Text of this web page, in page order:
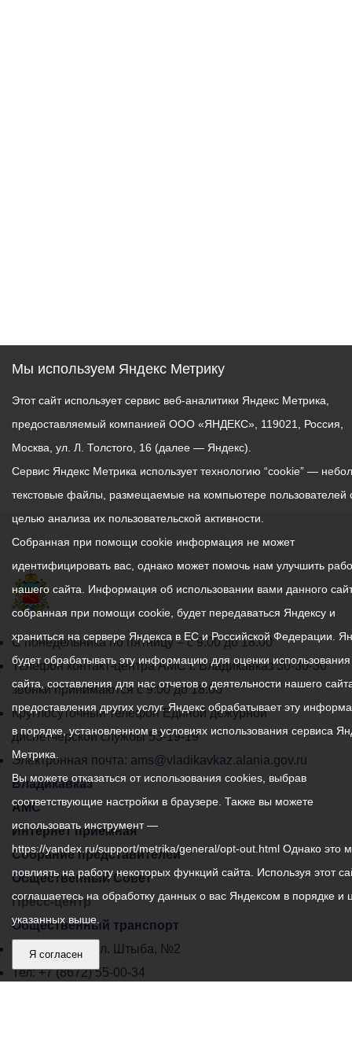
График
работы
администрации
местного
самоуправления
города
Владикавказ:
С понедельника по пятницу – с 9.00 до 18.00
Телефон контакт-центра АМС г. Владикавказ30-30-30
звонки принимаются с 9:00 до 18:00
Круглосуточный телефон Единой дежурной
диспетчерской службы53-19-19
Электронная почта: ams@vladikavkaz.alania.gov.ru
Владикавказ
АМС
Интернет приемная
Собрание представителей
Общественный Совет
Пресс-центр
Общественный транспорт
Владикавказ, пл. Штыба, №2
Тел:+7 (8672) 55-00-34
Мы используем Яндекс Метрику
Этот сайт использует сервис веб-аналитики Яндекс Метрика,
предоставляемый компанией ООО «ЯНДЕКС», 119021, Россия,
Москва, ул. Л. Толстого, 16 (далее — Яндекс).
Сервис Яндекс Метрика использует технологию “cookie” —
текстовые файлы, размещаемые на компьютере пользователей
целью анализа их пользовательской активности.
Собранная при помощи cookie информация не может
идентифицировать вас, однако может помочь нам улучшить
нашего сайта. Информация об использовании вами данного
собранная при помощи cookie, будет передаваться Яндексу и
храниться на сервере Яндекса в ЕС и Российской Федерации.
будет обрабатывать эту информацию для оценки
сайта, составления для нас отчетов о деятельности нашего
предоставления других услуг. Яндекс обрабатывает эту
в порядке, установленном в условиях использования сервиса
Метрика.
Вы можете отказаться от использования cookies, выбрав
соответствующие настройки в браузере. Также вы можете
использовать инструмент —
https://yandex.ru/support/metrika/general/opt-out.html Однако это
повлиять на работу некоторых функций сайта. Используя этот
соглашаетесь на обработку данных о вас Яндексом в порядке и
указанных выше.
Я согласен